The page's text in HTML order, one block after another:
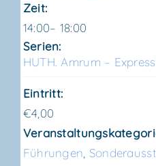
Zeit:
14:00– 18:00
Serien:
HUTH. Amrum –
Eintritt:
€4,00
Führungen